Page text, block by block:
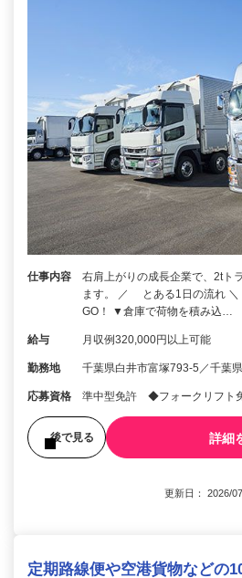
仕事内容
右肩上がりの成長企業で、2tト
ます。 ／ とある1日の流れ
GO！ ▼倉庫で荷物を積み込…
給与 月収例320,000円以上可能
勤務地 千葉県白井市富塚793-5／千葉
応募資格 準中型免許 ◆フォークリフト
後で見る 詳細
更新日： 2026/
定期路線便や空港貨物などの